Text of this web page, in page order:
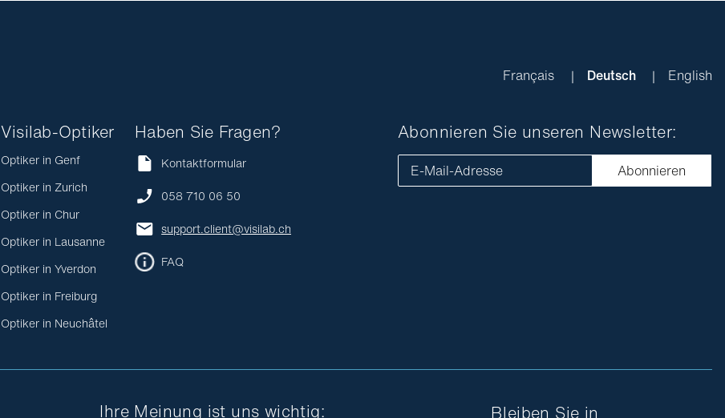
Français Deutsch English
Visilab-Optiker
Optiker in Genf
Optiker in Zurich
Optiker in Chur
Optiker in Lausanne
Optiker in Yverdon
Optiker in Freiburg
Optiker in Neuchâtel
Haben Sie Fragen?
Kontaktformular
058 710 06 50
support.client@visilab.ch
FAQ
Abonnieren Sie unseren Newsletter:
E-Mail-Adresse Abonnieren
Ihre Meinung ist uns wichtig: Bleiben Sie in